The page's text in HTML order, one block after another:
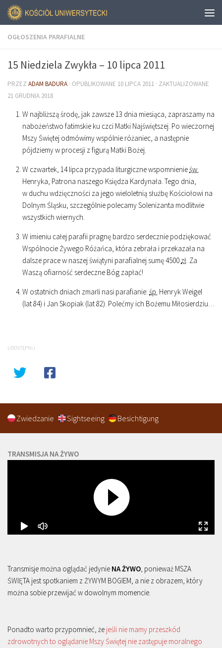
OGŁOSZENIA PARAFIALNE
15 Niedziela Zwykła – 10 lipca 2011
PRZEZ ADAM BADURA · OPUBLIKOWANE 10 LIPCA 2011 · ZAKTUALIZOWANE
21 GRUDNIA 2018
W najbliższą środę, jak zawsze 13 dnia miesiąca, zapraszamy na
nabożeństwo fatimskie ku czci Matki Najświętszej. Po wieczornej
Mszy Świętej odmówimy wspólnie różaniec, a następnie
pójdziemy w procesji z figurą Matki Bożej.
W czwartek, 14 lipca przypada liturgiczne wspomnienieśw.
Henryka, Patrona naszego Księdza Kardynała. Tego dnia,
w duchu wdzięczności za jego wieloletnią służbę Kościołowi na
Dolnym Śląsku, szczególnie polecamy Solenizanta modlitwie
wszystkich wiernych.
W imieniu całej parafii pragnę bardzo serdecznie podziękować
Wspólnocie Żywego Różańca, która zebrała i przekazała na
dalsze prace w naszej świątyni parafialnej sumę 4500 zł. Za
Waszą ofiarność serdeczne Bóg zapłać!
W ostatnich dniach zmarli nasi parafianie: śp. Henryk Weigel
(lat 84) i Jan Skopiak (lat 82). Polećmy ich Bożemu Miłosierdziu…
UDOSTĘPNIJ
Zwiedzanie Sightseeing Besichtigung
TRANSMISJA NA ŻYWO
Transmisje można oglądać jedynie NA ŻYWO, ponieważ MSZA
ŚWIĘTA jest spotkaniem z ŻYWYM BOGIEM, a nie z obrazem, który
można sobie przewijać w dowolnym momencie.
Ponadto warto przypomnieć, że jeśli nie mamy przeszkód
zdrowotnych to oglądanie Mszy Świętej nie zastępuje moralnego